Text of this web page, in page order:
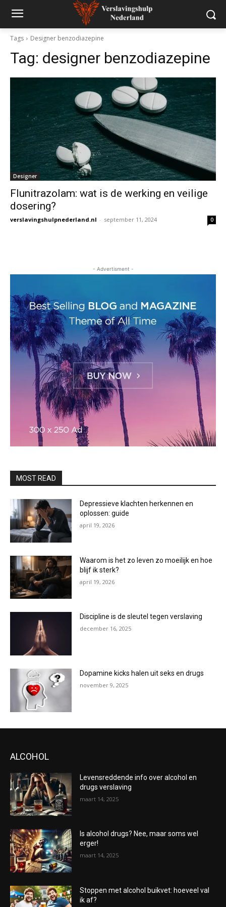
Tags Designer benzodiazepine
Tag: designer benzodiazepine
Designer
Flunitrazolam: wat is de werking en veilige
dosering?
verslavingshulpnederland.nl - september 11, 2024 0
- Advertisment -
MOST READ
Depressieve klachten herkennen en
oplossen: guide
april 19, 2026
Waarom is het zo leven zo moeilijk en hoe
blijf ik sterk?
april 19, 2026
Discipline is de sleutel tegen verslaving
december 16, 2025
Dopamine kicks halen uit seks en drugs
november 9, 2025
ALCOHOL
Levensreddende info over alcohol en
drugs verslaving
maart 14, 2025
Is alcohol drugs? Nee, maar soms wel
erger!
maart 14, 2025
Stoppen met alcohol buikvet: hoeveel val
ik af?